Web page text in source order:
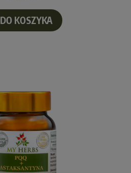
DO KOSZYKA